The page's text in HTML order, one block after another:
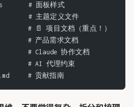
# 面板样式
# 主题定义文件
# 📄 项目文档（重点！）
# 产品需求文档
# Claude 协作文档
# AI 代理约束
# 贡献指南